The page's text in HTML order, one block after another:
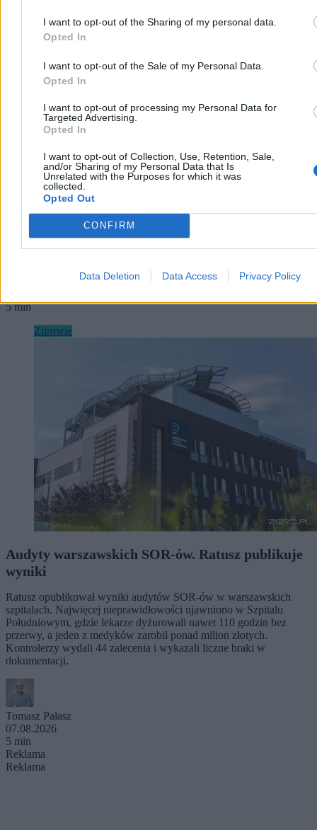
I want to opt-out of the Sharing of my personal data.
Opted In
I want to opt-out of the Sale of my Personal Data.
Opted In
I want to opt-out of processing my Personal Data for
Targeted Advertising.
Opted In
I want to opt-out of Collection, Use, Retention, Sale,
and/or Sharing of my Personal Data that Is
Unrelated with the Purposes for which it was
collected.
Opted Out
CONFIRM
Data Deletion Data Access Privacy Policy
Lekarze odkryli ślady maltretowania
niemowlęcia. Sześć lat wcześniej ratowali jego
Dwumiesięczny chłopiec trafił do warszawskiego szpitala z ciężkimi
obrażeniami. Lekarze podejrzewali, że mógł paść ofiarą przemocy.
Gdy sprawdzili historię rodziny, odkryli, że sześć lat wcześniej w tej
samej placówce leczono jego starszego brata z powodu licznych
5 min
Zdrowie
Audyty warszawskich SOR-ów. Ratusz publikuje
wyniki
Ratusz opublikował wyniki audytów SOR-ów w warszawskich
szpitalach. Najwięcej nieprawidłowości ujawniono w Szpitalu
Południowym, gdzie lekarze dyżurowali nawet 110 godzin bez
przerwy, a jeden z medyków zarobił ponad milion złotych.
Kontrolerzy wydali 44 zalecenia i wykazali liczne braki w
dokumentacji.
Tomasz Pałasz
07.08.2026
5 min
Reklama
Reklama